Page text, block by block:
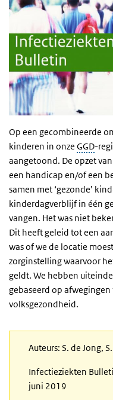
Op een gecombineerde
kinderen in onze GGD-
aangetoond. De opzet
een handicap en/of een
samen met ‘gezonde’
kinderdagverblijf in één
vangen. Het was niet
Dit heeft geleid tot een
was of we de locatie
zorginstelling waarvoor
geldt. We hebben
gebaseerd op afwegingen
volksgezondheid.
Auteurs: S. de Jong,
Infectieziekten
juni 2019